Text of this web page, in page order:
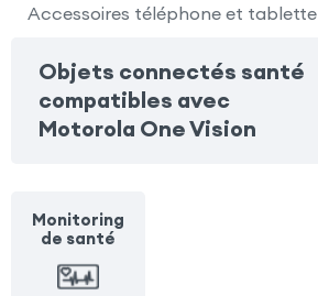
Accessoires téléphone et tablette
Objets connectés santé
compatibles avec
Motorola One Vision
Monitoring
de santé